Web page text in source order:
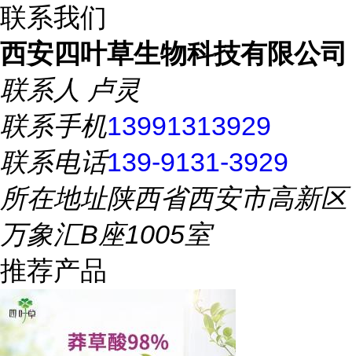
联系我们
西安四叶草生物科技有限公司
联系人 卢灵
联系手机13991313929
联系电话139-9131-3929
所在地址陕西省西安市高新区
万象汇B座1005室
推荐产品